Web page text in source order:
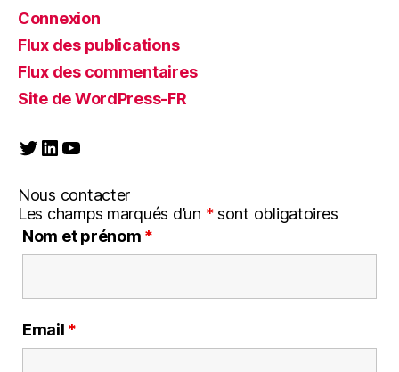
Connexion
Flux des publications
Flux des commentaires
Site de WordPress-FR
Twitter
LinkedIn
YouTube
Nous contacter
Les champs marqués d’un *sont obligatoires
Nom et prénom *
Email *